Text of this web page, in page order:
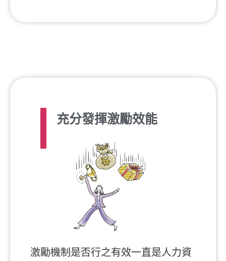
充分發揮激勵效能
激勵機制是否行之有效一直是人力資